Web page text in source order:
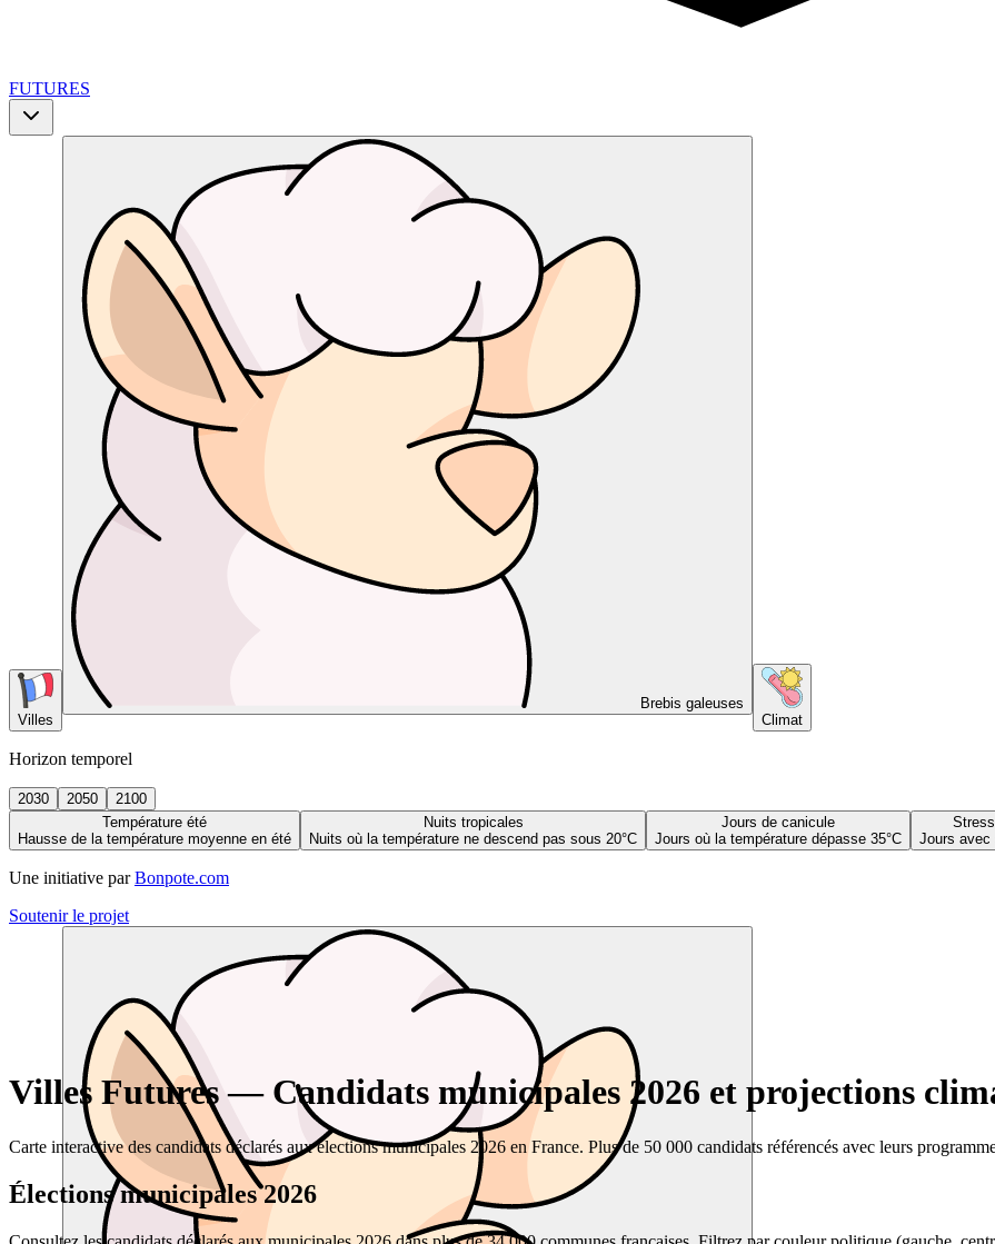
FUTURES
Villes
Brebis galeuses
Climat
Horizon temporel
2030 2050
2100
Température été
Hausse de la température moyenne en été
Nuits tropicales
Nuits où la température ne descend pas sous 20°C
Jours de canicule
Jours où la température dépasse 35°C
Jours avec
Une initiative par Bonpote.com
Soutenir le projet
Villes Futures — Candidats municipales 2026 et projections
Carte interactive des candidats déclarés aux élections municipales 2026 en France. Plus de 50 000 candidats référencés avec leurs
Élections municipales 2026